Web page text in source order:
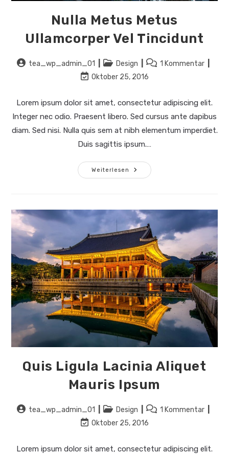
Nulla Metus Metus
Ullamcorper Vel Tincidunt
Beitrags-
tea_wp_admin_01
Beitrags-
Kategorie:
Design
Beitrags-
Kommentare:
1 Kommentar
Beitrag
geändert
Oktober 25, 2016
Lorem ipsum dolor sit amet, consectetur adipiscing elit.
Integer nec odio. Praesent libero. Sed cursus ante dapibus
diam. Sed nisi. Nulla quis sem at nibh elementum imperdiet.
Duis sagittis ipsum.…
Weiterlesen
Nulla
Metus
Quis Ligula Lacinia Aliquet
Mauris Ipsum
Beitrags-
tea_wp_admin_01
Beitrags-
Kategorie:
Design
Beitrags-
Kommentare:
1 Kommentar
Beitrag
geändert
Oktober 25, 2016
Lorem ipsum dolor sit amet, consectetur adipiscing elit.